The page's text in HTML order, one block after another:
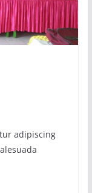
adipiscing